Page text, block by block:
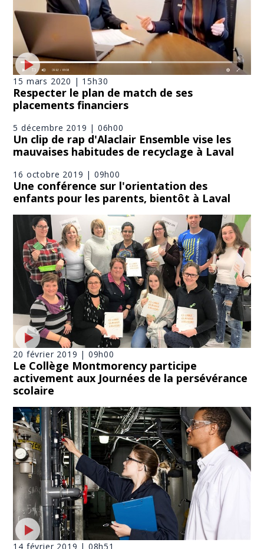
15 mars 2020 | 15h30
Respecter le plan de match de ses
placements financiers
5 décembre 2019 | 06h00
Un clip de rap d'Alaclair Ensemble vise les
mauvaises habitudes de recyclage à Laval
16 octobre 2019 | 09h00
Une conférence sur l'orientation des
enfants pour les parents, bientôt à Laval
20 février 2019 | 09h00
Le Collège Montmorency participe
activement aux Journées de la persévérance
scolaire
14 février 2019 | 08h51